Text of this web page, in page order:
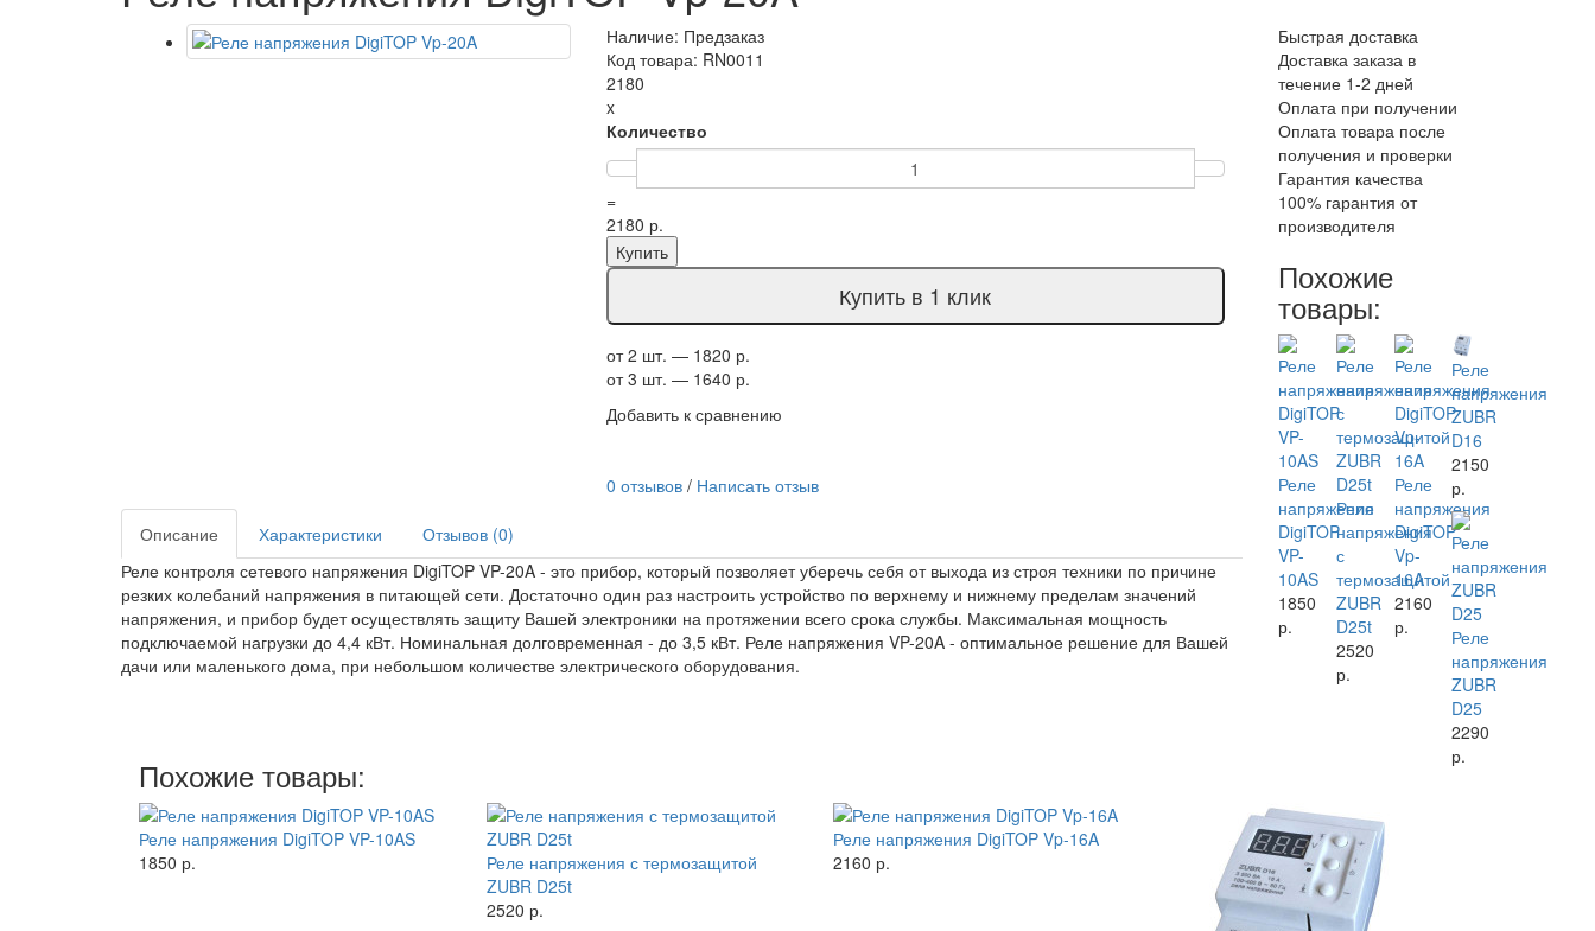
Наличие: Предзаказ
Код товара: RN0011
2180
x
Количество
=
2180 р.
Купить
Купить в 1 клик
от 2 шт. — 1820 р.
от 3 шт. — 1640 р.
Добавить к сравнению
0 отзывов/ Написать отзыв
Описание Характеристики
Отзывов (0)
Реле контроля сетевого напряжения DigiTOP VP-20A - это прибор, который позволяет уберечь себя от выхода из строя техники по причине
резких колебаний напряжения в питающей сети. Достаточно один раз настроить устройство по верхнему и нижнему пределам значений
напряжения, и прибор будет осуществлять защиту Вашей электроники на протяжении всего срока службы. Максимальная мощность
подключаемой нагрузки до 4,4 кВт. Номинальная долговременная - до 3,5 кВт. Реле напряжения VP-20A - оптимальное решение для Вашей
дачи или маленького дома, при небольшом количестве электрического оборудования.
Похожие товары:
Реле напряжения DigiTOP VP-10AS
1850 р.
Реле напряжения с термозащитой
ZUBR D25t
2520 р.
Реле напряжения DigiTOP Vp-16A
2160 р.
Быстрая доставка
Доставка заказа в
течение 1-2 дней
Оплата при получении
Оплата товара после
получения и проверки
Гарантия качества
100% гарантия от
производителя
Похожие
товары:
Реле
напряжения
DigiTOP
VP-
10AS
1850
р.
Реле
напряжения
с
термозащитой
ZUBR
D25t
2520
р.
Реле
напряжения
DigiTOP
Vp-
16A
2160
р.
Реле
напряжения
ZUBR
D16
2150
р.
Реле
напряжения
ZUBR
D25
2290
р.